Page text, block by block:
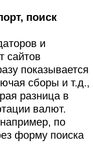
поиск
и
сайтов
показывается
сборы и т.д.,
разница в
валют.
по
форму поиска